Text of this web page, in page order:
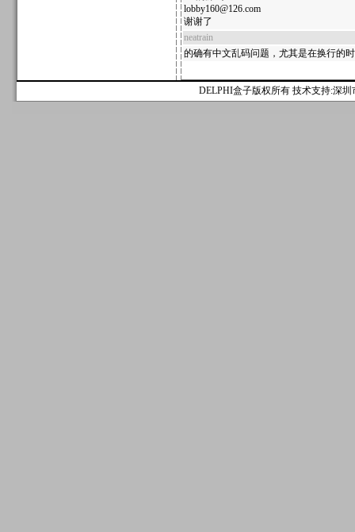
lobby160@126.com
谢谢了
neatrain
的确有中文乱码问题，尤其是在换行的
DELPHI盒子版权所有 技术支持:深